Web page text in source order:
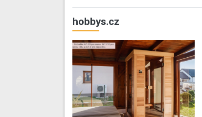
hobbys.cz